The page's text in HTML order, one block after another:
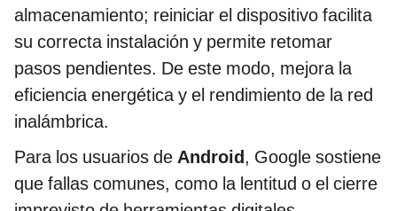
almacenamiento; reiniciar el dispositivo facilita
su correcta instalación y permite retomar
pasos pendientes. De este modo, mejora la
eficiencia energética y el rendimiento de la red
inalámbrica.
Para los usuarios de Android, Google sostiene
que fallas comunes, como la lentitud o el cierre